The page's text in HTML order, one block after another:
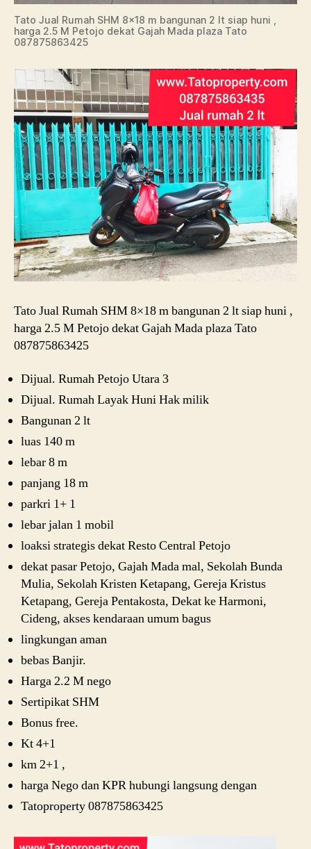
Tato Jual Rumah SHM 8×18 m bangunan 2 lt siap huni ,
harga 2.5 M Petojo dekat Gajah Mada plaza Tato
087875863425
Tato Jual Rumah SHM 8×18 m bangunan 2 lt siap huni ,
harga 2.5 M Petojo dekat Gajah Mada plaza Tato
087875863425
Dijual. Rumah Petojo Utara 3
Dijual. Rumah Layak Huni Hak milik
Bangunan 2 lt
luas 140 m
lebar 8 m
panjang 18 m
parkri 1+ 1
lebar jalan 1 mobil
loaksi strategis dekat Resto Central Petojo
dekat pasar Petojo, Gajah Mada mal, Sekolah Bunda
Mulia, Sekolah Kristen Ketapang, Gereja Kristus
Ketapang, Gereja Pentakosta, Dekat ke Harmoni,
Cideng, akses kendaraan umum bagus
lingkungan aman
bebas Banjir.
Harga 2.2 M nego
Sertipikat SHM
Bonus free.
Kt 4+1
km 2+1 ,
harga Nego dan KPR hubungi langsung dengan
Tatoproperty 087875863425